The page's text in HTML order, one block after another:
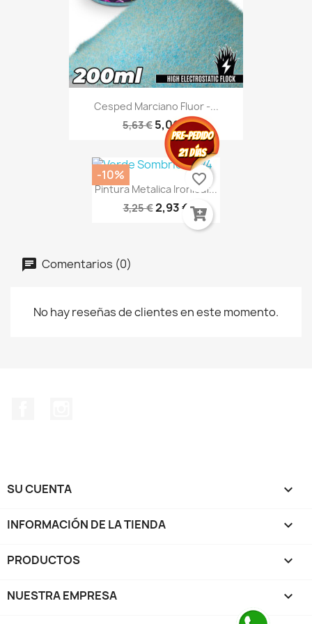
Cesped Marciano Fluor -...
5,63 € 5,06 €
Pintura Metalica Ironleaf...
3,25 €2,93 €
-10% favorite_border
Comentarios (0)
No hay reseñas de clientes en este momento.
SU CUENTA 
INFORMACIÓN DE LA TIENDA keyboard_arrow_down
PRODUCTOS 
NUESTRA EMPRESA 